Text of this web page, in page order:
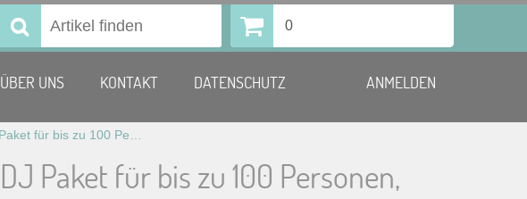
Suchen 0
ÜBER UNS KONTAKT DATENSCHUTZ ANMELDEN
DJ Paket für bis zu 100 Personen,